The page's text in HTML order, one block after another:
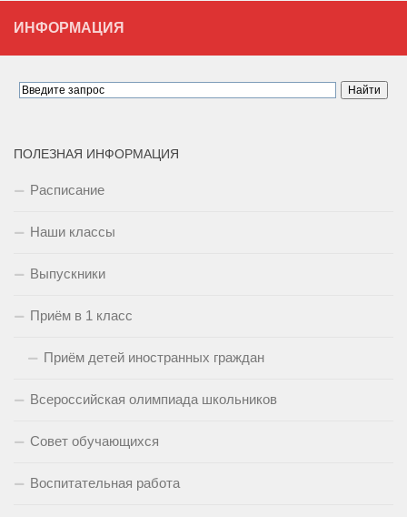
ИНФОРМАЦИЯ
ПОЛЕЗНАЯ ИНФОРМАЦИЯ
Расписание
Наши классы
Выпускники
Приём в 1 класс
Приём детей иностранных граждан
Всероссийская олимпиада школьников
Совет обучающихся
Воспитательная работа